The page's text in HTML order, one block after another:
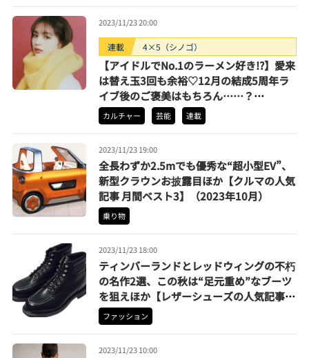
2023/11/23 20:00
連載 4×5（シノゴ）
【アイドルでNo.1のラーメン好き!?】愛来
は替え玉3回も余裕♡12月の結成5周年ラ
イブ後のご褒美はもちろん……？
【AMEFURASSHI】
カルチャー 芸能 連載
2023/11/23 19:00
全長わずか2.5mでも優秀な“超小型EV”、
新型クラウンお披露目ほか【クルマの人気
記事 月間ベスト3】（2023年10月）
乗り物
2023/11/23 18:00
ティンバーランドとレッドウィングの不朽
の名作2選、この秋は“足元重め”なブーツ
を狙えほか【レザーシューズの人気記事
月間ベスト3】（2023年10月）
ファッション
2023/11/23 10:00